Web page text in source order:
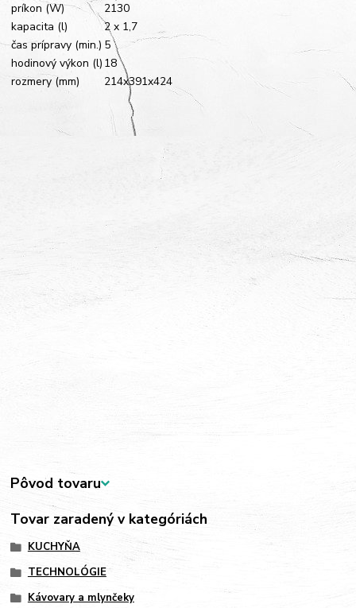
príkon (W)
2130
kapacita (l)
2 x 1,7
čas prípravy (min.) 5
hodinový výkon (l) 18
rozmery (mm)
214x391x424
Pôvod tovaru
Tovar zaradený v kategóriách
KUCHYŇA
TECHNOLÓGIE
Kávovary a mlynčeky